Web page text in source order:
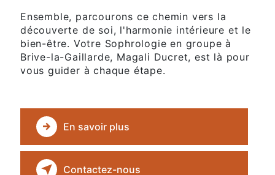
Ensemble, parcourons ce chemin vers la
découverte de soi, l'harmonie intérieure et le
bien-être. Votre Sophrologie en groupe à
Brive-la-Gaillarde, Magali Ducret, est là pour
vous guider à chaque étape.
En savoir plus
Contactez-nous